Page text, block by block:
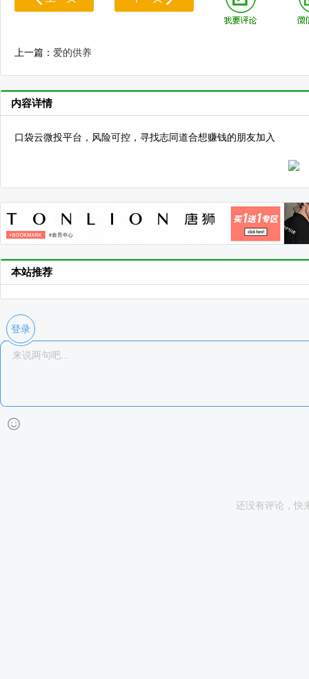
上一篇： 爱的供养
内容详情
口袋云微投平台，风险可控，寻找志同道合想赚钱的朋友加入
本站推荐
登录
还没有评论，快